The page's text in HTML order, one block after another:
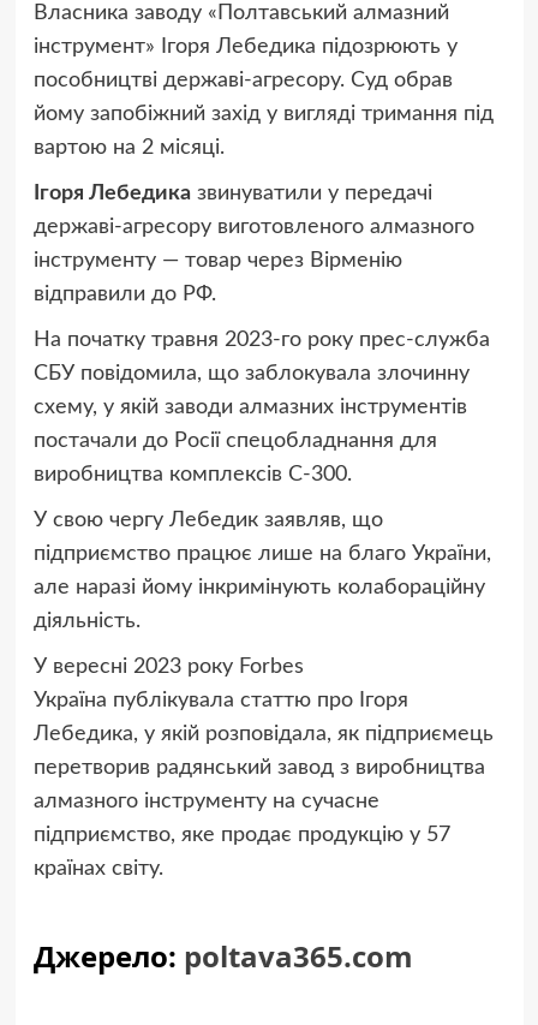
Власника заводу «Полтавський алмазний
інструмент» Ігоря Лебедика підозрюють у
пособництві державі-агресору. Суд обрав
йому запобіжний захід у вигляді тримання під
вартою на 2 місяці.
Ігоря Лебедиказвинуватили у передачі
державі-агресору виготовленого алмазного
інструменту — товар через Вірменію
відправили до РФ.
На початку травня 2023-го року прес-служба
СБУ повідомила, що заблокувала злочинну
схему, у якій заводи алмазних інструментів
постачали до Росії спецобладнання для
виробництва комплексів С-300.
У свою чергу Лебедик заявляв, що
підприємство працює лише на благо України,
але наразі йому інкримінують колабораційну
діяльність.
У вересні 2023 року Forbes
Україна публікувала статтю про Ігоря
Лебедика, у якій розповідала, як підприємець
перетворив радянський завод з виробництва
алмазного інструменту на сучасне
підприємство, яке продає продукцію у 57
країнах світу.
Джерело: poltava365.com